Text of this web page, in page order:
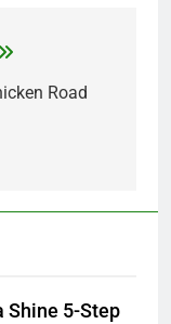
Road
Shine 5-Step